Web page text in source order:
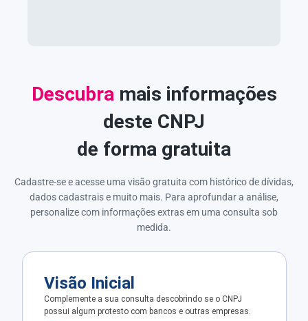
Descubra mais informações
deste CNPJ
de forma gratuita
Cadastre-se e acesse uma visão gratuita com histórico de dívidas,
dados cadastrais e muito mais. Para aprofundar a análise,
personalize com informações extras em uma consulta sob
medida.
Visão Inicial
Complemente a sua consulta descobrindo se o CNPJ
possui algum protesto com bancos e outras empresas.